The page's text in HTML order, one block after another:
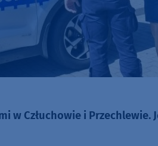
w Człuchowie i Przechlewie.